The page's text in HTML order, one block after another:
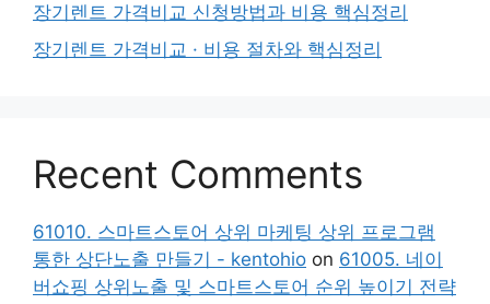
장기렌트 가격비교 신청방법과 비용 핵심정리
장기렌트 가격비교 · 비용 절차와 핵심정리
Recent Comments
61010. 스마트스토어 상위 마케팅 상위 프로그램
통한 상단노출 만들기 - kentohio on 61005. 네이
버쇼핑 상위노출 및 스마트스토어 순위 높이기 전략